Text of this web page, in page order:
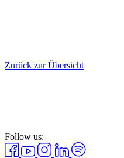
Zurück zur Übersicht
Follow us: